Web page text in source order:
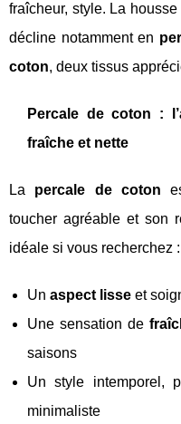
fraîcheur, style. La
décline notamment en
coton, deux tissus
Percale de coton :
fraîche et nette
La percale de coton
toucher agréable et son
idéale si vous recherchez :
Un aspect lisse et
Une sensation de
saisons
Un style intemporel,
minimaliste